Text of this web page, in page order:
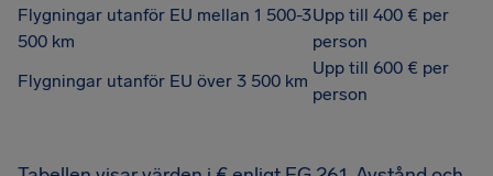
Flygningar utanför EU mellan 1 500-3
500 km
Upp till 400 € per
person
Flygningar utanför EU över 3 500 km
Upp till 600 € per
person